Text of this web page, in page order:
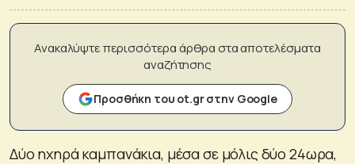
Ανακαλύψτε περισσότερα άρθρα στα αποτελέσματα
αναζήτησης
Προσθήκη του ot.gr στην Google
Δύο ηχηρά καμπανάκια, μέσα σε μόλις δύο 24ωρα,